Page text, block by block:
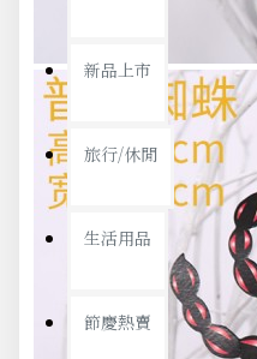
新品上市
旅行/休閒
生活用品
節慶熱賣